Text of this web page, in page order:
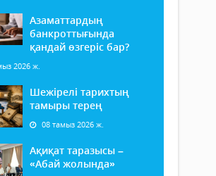
Азаматтардың
банкроттығында
қандай өзгеріс бар?
2026 ж.
Шежірелі тарихтың
тамыры терең
08 тамыз 2026 ж.
Ақиқат таразысы –
«Абай жолында»